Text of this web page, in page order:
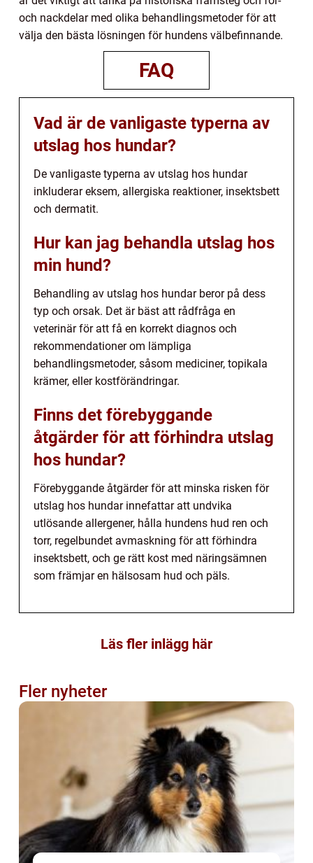
och nackdelar med olika behandlingsmetoder för att
välja den bästa lösningen för hundens välbefinnande.
FAQ
Vad är de vanligaste typerna av
utslag hos hundar?
De vanligaste typerna av utslag hos hundar
inkluderar eksem, allergiska reaktioner, insektsbett
och dermatit.
Hur kan jag behandla utslag hos
min hund?
Behandling av utslag hos hundar beror på dess
typ och orsak. Det är bäst att rådfråga en
veterinär för att få en korrekt diagnos och
rekommendationer om lämpliga
behandlingsmetoder, såsom mediciner, topikala
krämer, eller kostförändringar.
Finns det förebyggande
åtgärder för att förhindra utslag
hos hundar?
Förebyggande åtgärder för att minska risken för
utslag hos hundar innefattar att undvika
utlösande allergener, hålla hundens hud ren och
torr, regelbundet avmaskning för att förhindra
insektsbett, och ge rätt kost med näringsämnen
som främjar en hälsosam hud och päls.
Läs fler inlägg här
Fler nyheter